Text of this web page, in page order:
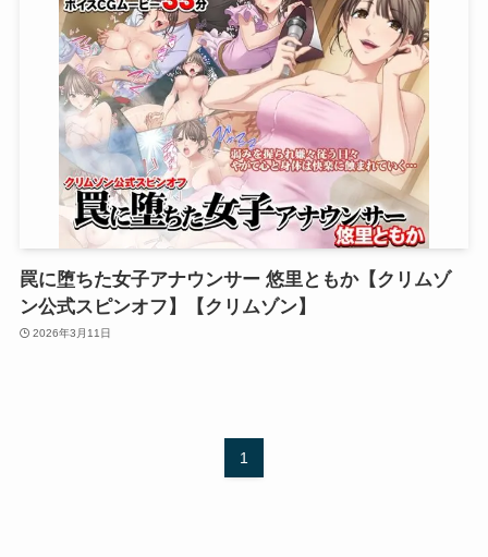
罠に堕ちた女子アナウンサー 悠里ともか【クリムゾ
ン公式スピンオフ】【クリムゾン】
2026年3月11日
1